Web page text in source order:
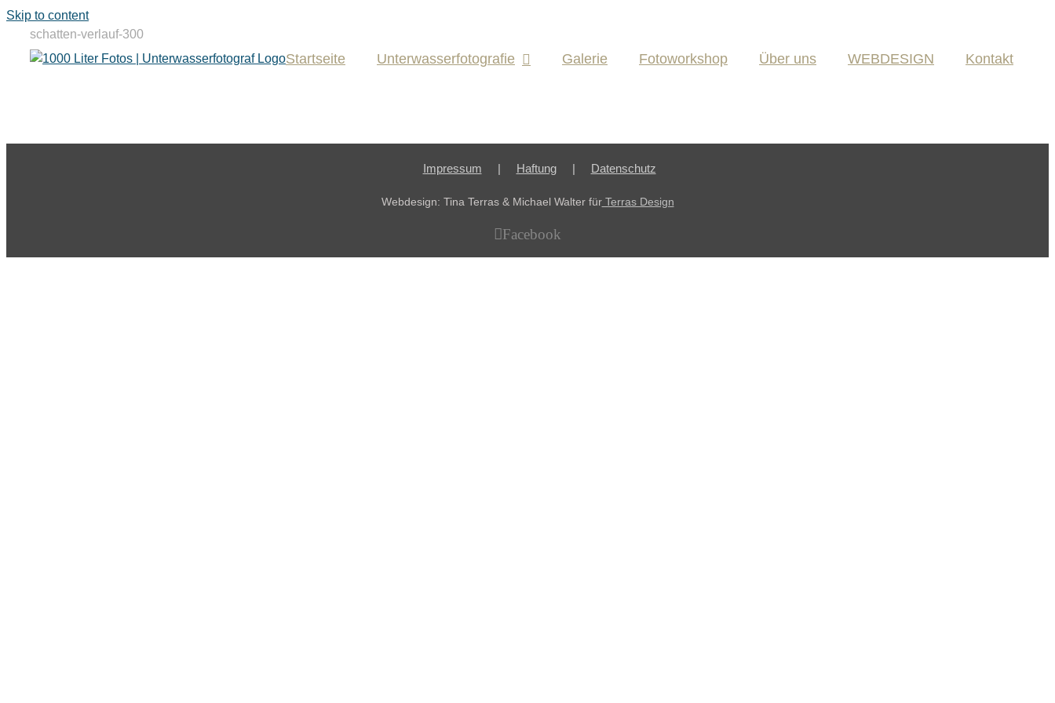
Skip to content
Startseite Unterwasserfotografie Galerie Fotoworkshop Über uns WEBDESIGN Kontakt
schatten-verlauf-300
Impressum Haftung Datenschutz
Webdesign: Tina Terras & Michael Walter fürTerras Design
Facebook